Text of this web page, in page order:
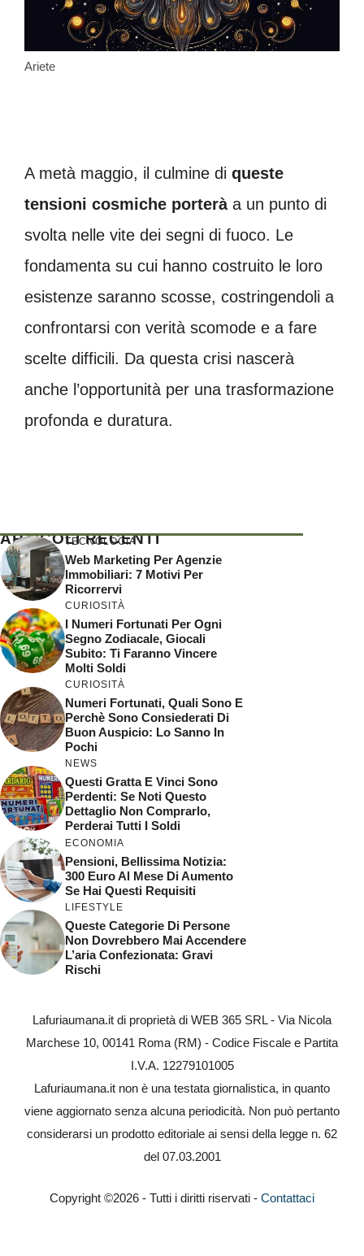
Ariete
A metà maggio, il culmine di queste
tensioni cosmiche porteràa un punto di
svolta nelle vite dei segni di fuoco. Le
fondamenta su cui hanno costruito le loro
esistenze saranno scosse, costringendoli a
confrontarsi con verità scomode e a fare
scelte difficili. Da questa crisi nascerà
anche l’opportunità per una trasformazione
profonda e duratura.
ARTICOLI RECENTI
TECNOLOGIA
Web Marketing Per Agenzie
Immobiliari: 7 Motivi Per
Ricorrervi
CURIOSITÀ
I Numeri Fortunati Per Ogni
Segno Zodiacale, Giocali
Subito: Ti Faranno Vincere
Molti Soldi
CURIOSITÀ
Numeri Fortunati, Quali Sono E
Perchè Sono Consiederati Di
Buon Auspicio: Lo Sanno In
Pochi
NEWS
Questi Gratta E Vinci Sono
Perdenti: Se Noti Questo
Dettaglio Non Comprarlo,
Perderai Tutti I Soldi
ECONOMIA
Pensioni, Bellissima Notizia:
300 Euro Al Mese Di Aumento
Se Hai Questi Requisiti
LIFESTYLE
Queste Categorie Di Persone
Non Dovrebbero Mai Accendere
L’aria Confezionata: Gravi
Rischi
Lafuriaumana.it di proprietà di WEB 365 SRL - Via Nicola
Marchese 10, 00141 Roma (RM) - Codice Fiscale e Partita
I.V.A. 12279101005
Lafuriaumana.it non è una testata giornalistica, in quanto
viene aggiornato senza alcuna periodicità. Non può pertanto
considerarsi un prodotto editoriale ai sensi della legge n. 62
del 07.03.2001
Copyright ©2026 - Tutti i diritti riservati - Contattaci